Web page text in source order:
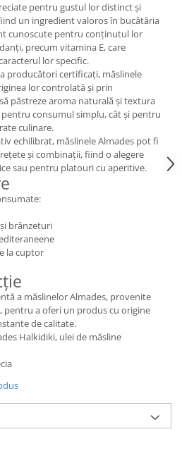
pentru gustul lor distinct și
un ingredient valoros în bucătăria
cunoscute pentru conținutul lor
precum vitamina E, care
lor specific.
producători certificați, măslinele
lor controlată și prin
păstreze aroma naturală și textura
consumul simplu, cât și pentru
culinare.
echilibrat, măslinele Almades pot fi
și combinații, fiind o alegere
sau pentru platouri cu aperitive.
brânzeturi
la cuptor
a măslinelor Almades, provenite
a oferi un produs cu origine
de calitate.
Halkidiki, ulei de măsline